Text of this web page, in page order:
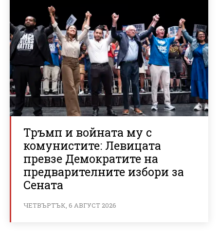
Тръмп и войната му с
комунистите: Левицата
превзе Демократите на
предварителните избори за
Сената
ЧЕТВЪРТЪК, 6 АВГУСТ 2026